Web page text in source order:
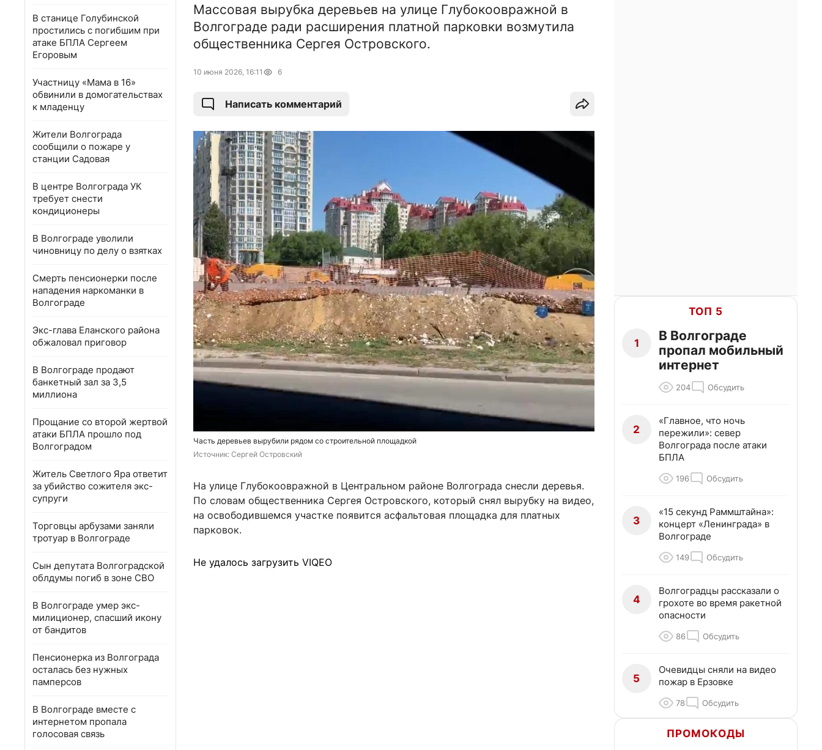
В станице Голубинской
простились с погибшим при
атаке БПЛА Сергеем
Егоровым
Участницу «Мама в 16»
обвинили в домогательствах
к младенцу
Жители Волгограда
сообщили о пожаре у
станции Садовая
В центре Волгограда УК
требует снести
кондиционеры
В Волгограде уволили
чиновницу по делу о взятках
Смерть пенсионерки после
нападения наркоманки в
Волгограде
Экс-глава Еланского района
обжаловал приговор
В Волгограде продают
банкетный зал за 3,5
миллиона
Прощание со второй жертвой
атаки БПЛА прошло под
Волгоградом
Житель Светлого Яра ответит
за убийство сожителя экс-
супруги
Торговцы арбузами заняли
тротуар в Волгограде
Сын депутата Волгоградской
облдумы погиб в зоне СВО
В Волгограде умер экс-
милиционер, спасший икону
от бандитов
Пенсионерка из Волгограда
осталась без нужных
памперсов
В Волгограде вместе с
интернетом пропала
голосовая связь
Массовая вырубка деревьев на улице Глубокоовражной в
Волгограде ради расширения платной парковки возмутила
общественника Сергея Островского.
10 июня 2026, 16:11 6
Написать комментарий
Часть деревьев вырубили рядом со строительной площадкой
Источник: Сергей Островский
На улице Глубокоовражной в Центральном районе Волгограда снесли деревья.
По словам общественника Сергея Островского, который снял вырубку на видео,
на освободившемся участке появится асфальтовая площадка для платных
парковок.
Не удалось загрузить VIQEO
ТОП 5
1
В Волгограде
пропал мобильный
интернет
204 Обсудить
2
«Главное, что ночь
пережили»: север
Волгограда после атаки
БПЛА
196 Обсудить
3
«15 секунд Раммштайна»:
концерт «Ленинграда» в
Волгограде
149 Обсудить
4
Волгоградцы рассказали о
грохоте во время ракетной
опасности
86 Обсудить
5
Очевидцы сняли на видео
пожар в Ерзовке
78 Обсудить
ПРОМОКОДЫ